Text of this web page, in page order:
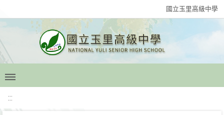
國立玉里高級中學
:::